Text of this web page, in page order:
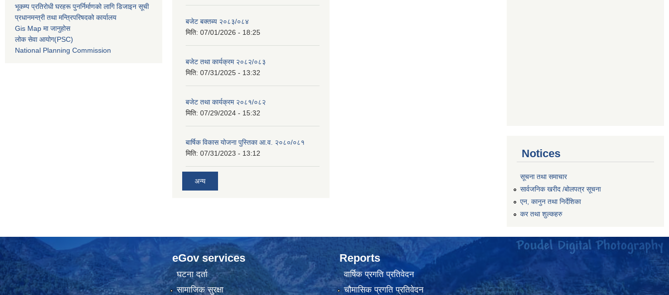
भूकम्प प्रतिरोधी घरहरू पुनर्निर्माणको लागि डिजाइन सूची
प्रधानमन्त्री तथा मन्त्रिपरिषदको कार्यालय
Gis Map मा जानुहोस
लोक सेवा आयोग(PSC)
National Planning Commission
बजेट बक्तब्य २०८३/०८४
मिति: 07/01/2026 - 18:25
बजेट तथा कार्यक्रम २०८२/०८३
मिति: 07/31/2025 - 13:32
बजेट तथा कार्यक्रम २०८१/०८२
मिति: 07/29/2024 - 15:32
बार्षिक विकास योजना पुस्तिका आ.व. २०८०/०८१
मिति: 07/31/2023 - 13:12
अन्य
Notices
सूचना तथा समाचार
सार्वजनिक खरीद /बोलपत्र सूचना
एन, कानुन तथा निर्देशिका
कर तथा शुल्कहरु
eGov services
घटना दर्ता
सामाजिक सुरक्षा
Reports
वार्षिक प्रगति प्रतिवेदन
चौमासिक प्रगति प्रतिवेदन